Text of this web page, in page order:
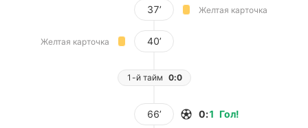
37’ Желтая карточка
Желтая карточка 40’
1-й тайм 0:0
66’ Гол!
0:1